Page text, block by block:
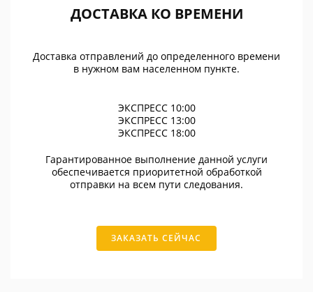
ДОСТАВКА КО ВРЕМЕНИ
Доставка отправлений до определенного времени
в нужном вам населенном пункте.
ЭКСПРЕСС 10:00
ЭКСПРЕСС 13:00
ЭКСПРЕСС 18:00
Гарантированное выполнение данной услуги
обеспечивается приоритетной обработкой
отправки на всем пути следования.
ЗАКАЗАТЬ СЕЙЧАС